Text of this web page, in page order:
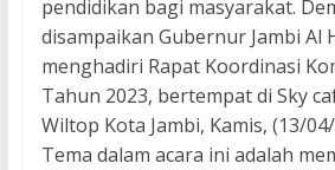
pendidikan bagi masyarakat.
disampaikan Gubernur Jambi Al
menghadiri Rapat Koordinasi
Tahun 2023, bertempat di Sky
Wiltop Kota Jambi, Kamis, (13/
Tema dalam acara ini adalah